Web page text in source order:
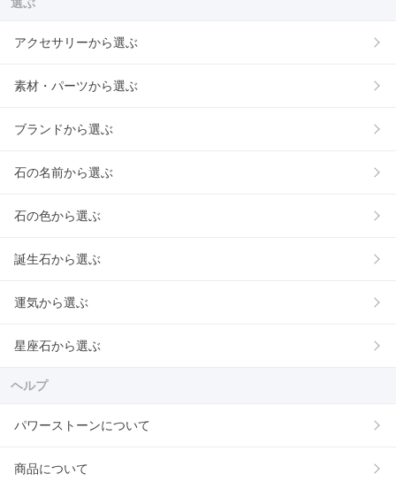
選ぶ
アクセサリーから選ぶ
素材・パーツから選ぶ
ブランドから選ぶ
石の名前から選ぶ
石の色から選ぶ
誕生石から選ぶ
運気から選ぶ
星座石から選ぶ
ヘルプ
パワーストーンについて
商品について